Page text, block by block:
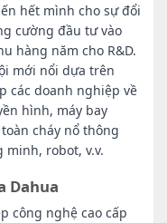
hết mình cho sự đổi
cường đầu tư vào
hàng năm cho R&D.
mới nổi dựa trên
các doanh nghiệp về
hình, máy bay
cháy nổ thông
robot, v.v.
Dahua
công nghệ cao cấp